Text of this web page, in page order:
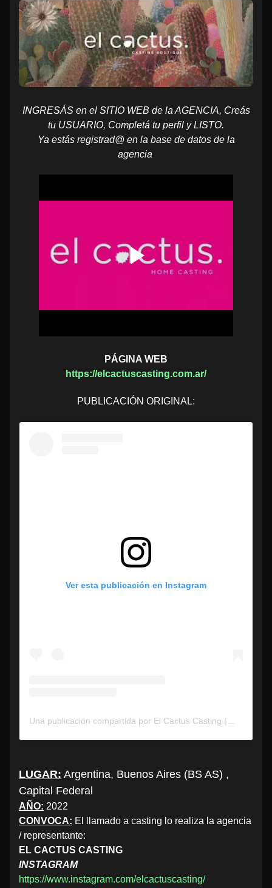
INGRESÁS en el SITIO WEB de la AGENCIA, Creás
tu USUARIO, Completá tu perfil y LISTO.
Ya estás registrad@ en la base de datos de la
agencia
PÁGINA WEB
https://elcactuscasting.com.ar/
PUBLICACIÓN ORIGINAL:
Ver esta publicación en Instagram
LUGAR: Argentina, Buenos Aires (BS AS) ,
Capital Federal
AÑO: 2022
CONVOCA: El llamado a casting lo realiza la agencia
/ representante:
EL CACTUS CASTING
INSTAGRAM
https://www.instagram.com/elcactuscasting/